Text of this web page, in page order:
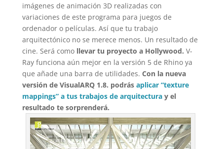
imágenes de animación 3D realizadas con
variaciones de este programa para juegos de
ordenador o películas. Así que tu trabajo
arquitectónico no se merece menos. Un resultado de
cine. Será como llevar tu proyecto a Hollywood. V-
Ray funciona aún mejor en la versión 5 de Rhino ya
que añade una barra de utilidades. Con la nueva
versión de VisualARQ 1.8. podrás aplicar “texture
mappings” a tus trabajos de arquitecturay el
resultado te sorprenderá.